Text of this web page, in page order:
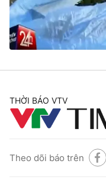
Tin tức
Thế giới đó đây
Kinh tế
Tài chính
Dữ liệu và đời sống
Phim VTV
Nhân vật
Giải trí
Đời sống
THỜI BÁO VTV
Theo dõi báo trên